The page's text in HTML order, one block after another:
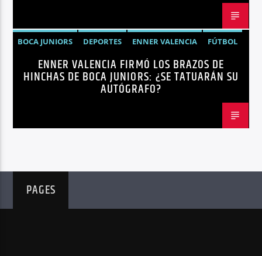
BOCA JUNIORS DEPORTES ENNER VALENCIA
FÚTBOL
NOTICIASENNER VALENCIA FIRMÓ LOS BRAZOS DE
HINCHAS DE BOCA JUNIORS: ¿SE TATUARÁN SU
AUTÓGRAFO?
PAGES